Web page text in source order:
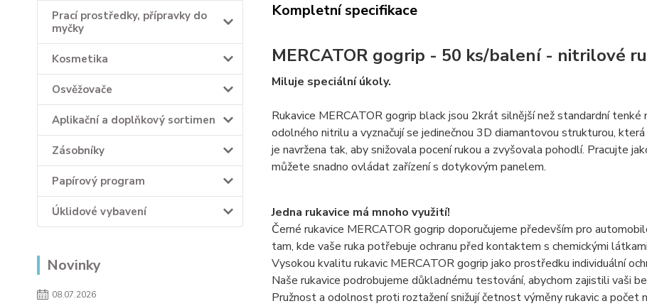
Prací prostředky, přípravky do
myčky
Kosmetika
Osvěžovače
Aplikační a doplňkový sortimen
Zásobníky
Papírový program
Úklidové vybavení
Novinky
08.07.2026
Kompletní specifikace
MERCATOR gogrip - 50 ks/balení - nitrilové
Miluje speciální úkoly.
Rukavice MERCATOR gogrip black jsou 2krát silnější než standardní tenké
odolného nitrilu a vyznačují se jedinečnou 3D diamantovou strukturou,
je navržena tak, aby snižovala pocení rukou a zvyšovala pohodlí. Pracujte
můžete snadno ovládat zařízení s dotykovým panelem.
Jedna rukavice má mnoho využití!
Černé rukavice MERCATOR gogrip doporučujeme především pro
tam, kde vaše ruka potřebuje ochranu před kontaktem s chemickými
Vysokou kvalitu rukavic MERCATOR gogrip jako prostředku individuální
Naše rukavice podrobujeme důkladnému testování, abychom zajistili vaši
Pružnost a odolnost proti roztažení snižují četnost výměny rukavic a počet